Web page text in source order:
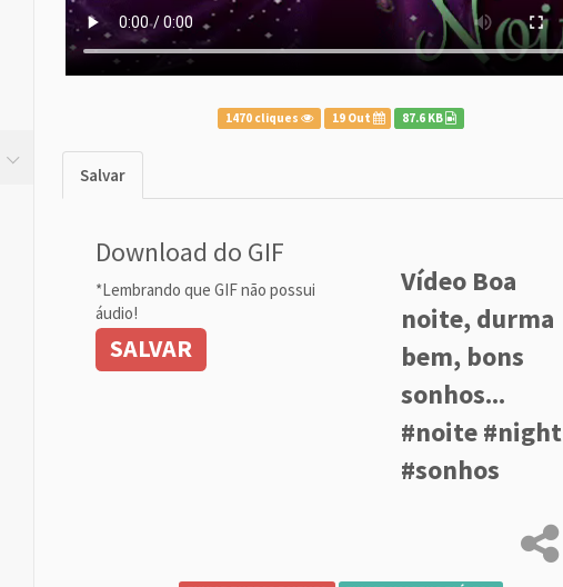
1470 cliques 19 Out 87.6 KB
Salvar
Download do GIF
*Lembrando que GIF não possui
áudio!
SALVAR
Vídeo Boa
noite, durma
bem, bons
sonhos...
#noite #night
#sonhos